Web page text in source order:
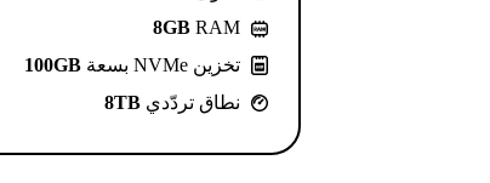
8GB RAM
تخزين NVMe بسعة
100GB
نطاق تردّدي 8TB